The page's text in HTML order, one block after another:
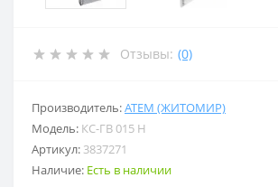
Отзывы: (0)
Производитель:АТЕМ (ЖИТОМИР)
Модель: КС-ГВ 015 Н
Артикул: 3837271
Наличие: Есть в наличии